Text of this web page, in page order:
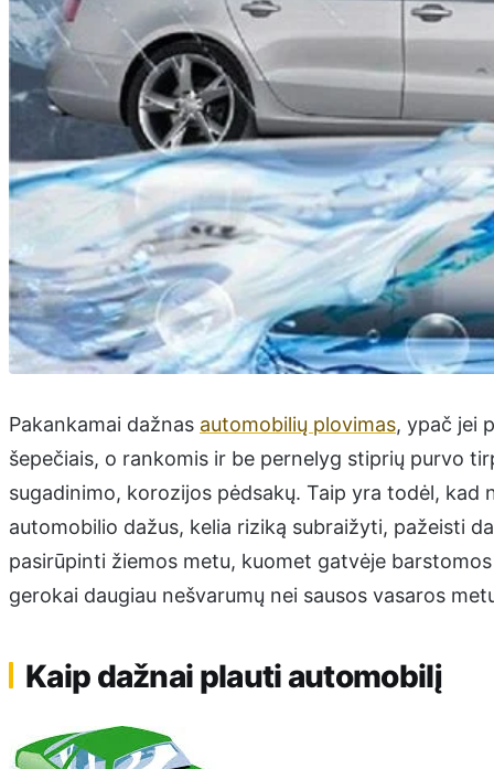
Pakankamai dažnas automobilių plovimas, ypač jei
šepečiais, o rankomis ir be pernelyg stiprių purvo
sugadinimo, korozijos pėdsakų. Taip yra todėl, kad
automobilio dažus, kelia riziką subraižyti, pažeisti
pasirūpinti žiemos metu, kuomet gatvėje
gerokai daugiau nešvarumų nei sausos vasaros
Kaip dažnai plauti automobilį